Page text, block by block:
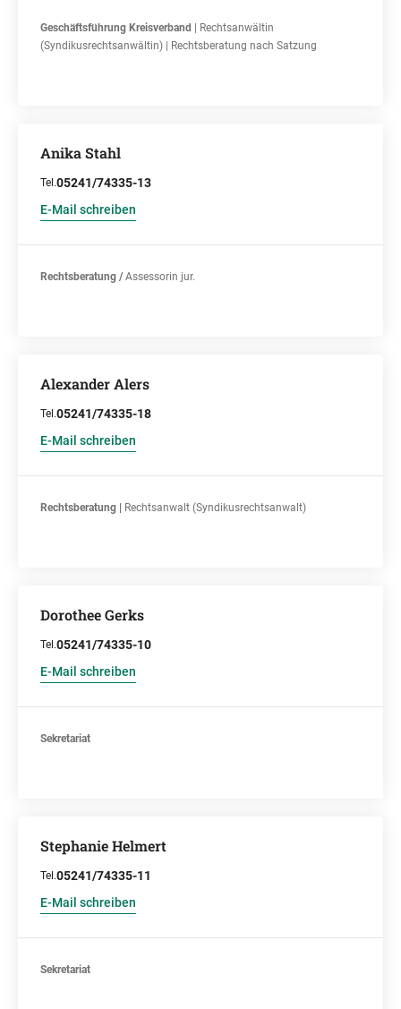
Geschäftsführung Kreisverband
| Rechtsanwältin
(Syndikusrechtsanwältin) | Rechtsberatung nach Satzung
Anika Stahl
Tel.05241/74335-13
E-Mail schreiben
Rechtsberatung /Assessorin jur.
Alexander Alers
Tel.05241/74335-18
E-Mail schreiben
Rechtsberatung | Rechtsanwalt (Syndikusrechtsanwalt)
Dorothee Gerks
Tel.05241/74335-10
E-Mail schreiben
Sekretariat
Stephanie Helmert
Tel.05241/74335-11
E-Mail schreiben
Sekretariat